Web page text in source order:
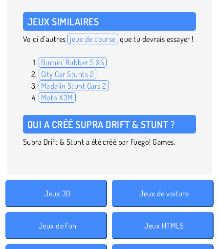
JEUX SIMILAIRES
Voici d’autres jeux de course que tu devrais essayer !
Burnin' Rubber 5 XS
City Car Stunts 2
Madalin Stunt Cars 2
Moto X3M
QUI A CRÉÉ SUPRA DRIFT & STUNT ?
Supra Drift & Stunt a été créé par Fuego! Games.
Jeux 3D Jeux de voiture
Jeux de Fun Jeux HTML5